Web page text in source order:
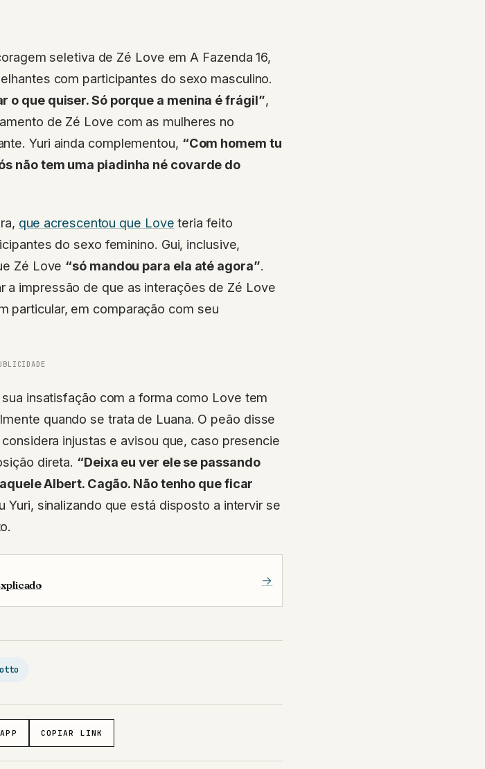
seletiva de Zé Love em A Fazenda 16,
com participantes do sexo masculino.
o que quiser. Só porque a menina é frágil”,
de Zé Love com as mulheres no
Yuri ainda complementou, “Com homem tu
não tem uma piadinha né covarde do
que acrescentou que Love teria feito
do sexo feminino. Gui, inclusive,
Zé Love “só mandou para ela até agora”.
impressão de que as interações de Zé Love
particular, em comparação com seu
insatisfação com a forma como Love tem
quando se trata de Luana. O peão disse
injustas e avisou que, caso presencie
direta. “Deixa eu ver ele se passando
Albert. Cagão. Não tenho que ficar
Yuri, sinalizando que está disposto a intervir se
→
COPIAR LINK